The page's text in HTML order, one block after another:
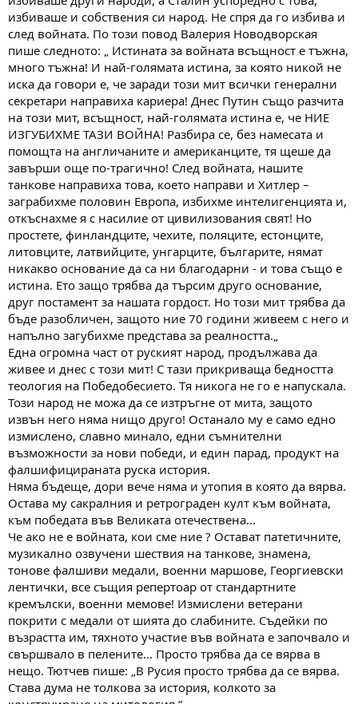
избиваше и собствения си народ. Не спря да го избива и
след войната. По този повод Валерия Новодворская
пише следното: „ Истината за войната всъщност е тъжна,
много тъжна! И най-голямата истина, за която никой не
иска да говори е, че заради този мит всички генерални
секретари направиха кариера! Днес Путин също разчита
на този мит, всъщност, най-голямата истина е, че НИЕ
ИЗГУБИХМЕ ТАЗИ ВОЙНА! Разбира се, без намесата и
помощта на англичаните и американците, тя щеше да
завърши още по-трагично! След войната, нашите
танкове направиха това, което направи и Хитлер –
заграбихме половин Европа, избихме интелигенцията и,
откъснахме я с насилие от цивилизования свят! Но
простете, финландците, чехите, поляците, естонците,
литовците, латвийците, унгарците, българите, нямат
никакво основание да са ни благодарни - и това също е
истина. Ето защо трябва да търсим друго основание,
друг постамент за нашата гордост. Но този мит трябва да
бъде разобличен, защото ние 70 години живеем с него и
напълно загубихме представа за реалността.„
Една огромна част от руският народ, продължава да
живее и днес с този мит! С тази прикриваща бедността
теология на Победобесието. Тя никога не го е напускала.
Този народ не можа да се изтръгне от мита, защото
извън него няма нищо друго! Останало му е само едно
измислено, славно минало, едни съмнителни
възможности за нови победи, и един парад, продукт на
фалшифицираната руска история.
Няма бъдеще, дори вече няма и утопия в която да вярва.
Остава му сакралния и ретрограден култ към войната,
към победата във Великата отечествена...
Че ако не е войната, кои сме ние ? Остават патетичните,
музикално озвучени шествия на танкове, знамена,
тонове фалшиви медали, военни маршове, Георгиевски
лентички, все същия репертоар от стандартните
кремълски, военни мемове! Измислени ветерани
покрити с медали от шията до слабините. Съдейки по
възрастта им, тяхното участие във войната е започвало и
свършвало в пелените… Просто трябва да се вярва в
нещо. Тютчев пише: „В Русия просто трябва да се вярва.
Става дума не толкова за история, колкото за